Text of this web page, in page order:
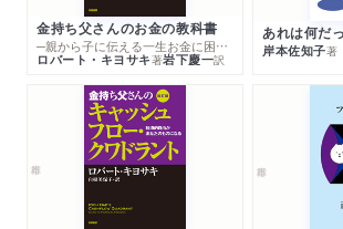
金持ち父さんのお金の教科書
─親から子に伝える一生お金に困らない考え方
ロバート・キヨサキ著岩下慶一訳
あれは何だ
岸本佐知子著